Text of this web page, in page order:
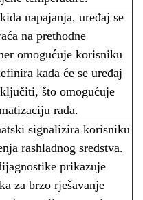
napajanja, uređaj se
na prethodne
omogućuje korisniku
kada će se uređaj
što omogućuje
rada.
signalizira korisniku
rashladnog sredstva.
prikazuje
za brzo rješavanje